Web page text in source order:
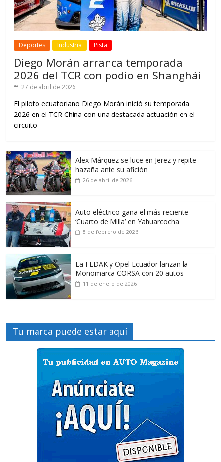
Deportes Industria Pista
Diego Morán arranca temporada
2026 del TCR con podio en Shanghái
27 de abril de 2026
El piloto ecuatoriano Diego Morán inició su temporada
2026 en el TCR China con una destacada actuación en el
circuito
Alex Márquez se luce en Jerez y repite
hazaña ante su afición
26 de abril de 2026
Auto eléctrico gana el más reciente
‘Cuarto de Milla’ en Yahuarcocha
8 de febrero de 2026
La FEDAK y Opel Ecuador lanzan la
Monomarca CORSA con 20 autos
11 de enero de 2026
Tu marca puede estar aquí